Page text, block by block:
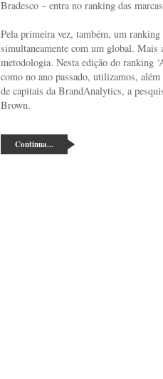
Bradesco – entra no ranking das
Pela primeira vez, também, um
simultaneamente com um global. Mais
metodologia. Nesta edição do ranking
como no ano passado, utilizamos,
de capitais da BrandAnalytics, a
Brown.
Continua...